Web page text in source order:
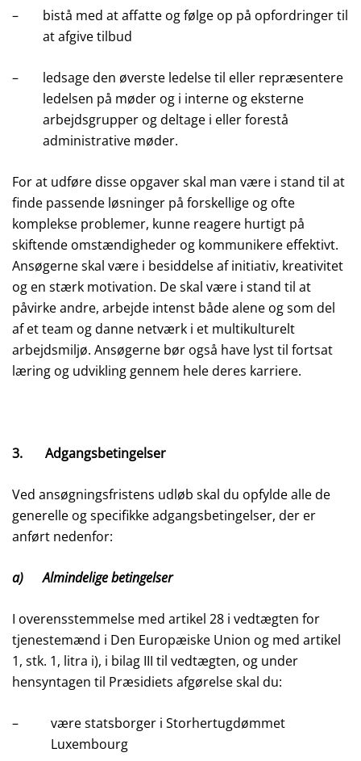
–
bistå med at affatte og følge op på opfordringer til
at afgive tilbud
–
ledsage den øverste ledelse til eller repræsentere
ledelsen på møder og i interne og eksterne
arbejdsgrupper og deltage i eller forestå
administrative møder.
For at udføre disse opgaver skal man være i stand til at
finde passende løsninger på forskellige og ofte
komplekse problemer, kunne reagere hurtigt på
skiftende omstændigheder og kommunikere effektivt.
Ansøgerne skal være i besiddelse af initiativ, kreativitet
og en stærk motivation. De skal være i stand til at
påvirke andre, arbejde intenst både alene og som del
af et team og danne netværk i et multikulturelt
arbejdsmiljø. Ansøgerne bør også have lyst til fortsat
læring og udvikling gennem hele deres karriere.
3. Adgangsbetingelser
Ved ansøgningsfristens udløb skal du opfylde alle de
generelle og specifikke adgangsbetingelser, der er
anført nedenfor:
a) Almindelige betingelser
I overensstemmelse med artikel 28 i vedtægten for
tjenestemænd i Den Europæiske Union og med artikel
1, stk. 1, litra i), i bilag III til vedtægten, og under
hensyntagen til Præsidiets afgørelse skal du:
– være statsborger i Storhertugdømmet
Luxembourg